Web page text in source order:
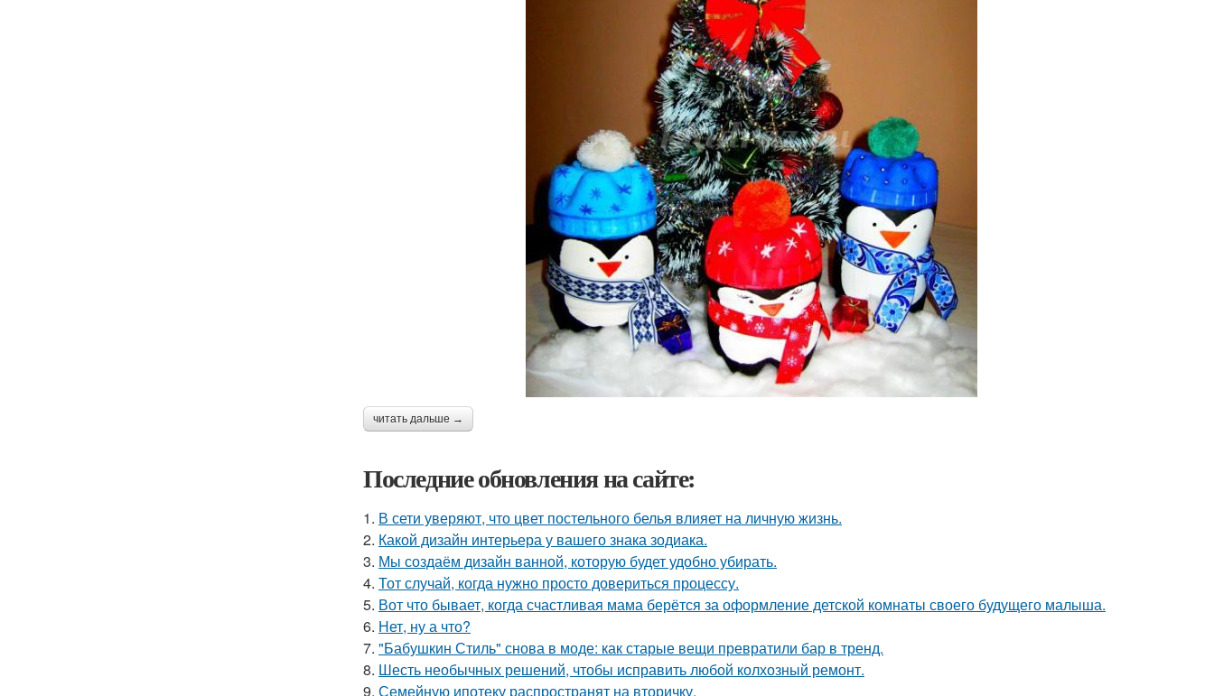
читать дальше →
Последние обновления на сайте:
1. В сети уверяют, что цвет постельного белья влияет на личную жизнь.
2. Какой дизайн интерьера у вашего знака зодиака.
3. Мы создаём дизайн ванной, которую будет удобно убирать.
4. Тот случай, когда нужно просто довериться процессу.
5. Вот что бывает, когда счастливая мама берётся за оформление детской комнаты своего будущего малыша.
6. Нет, ну а что?
7. "Бабушкин Стиль" снова в моде: как старые вещи превратили бар в тренд.
8. Шесть необычных решений, чтобы исправить любой колхозный ремонт.
9. Семейную ипотеку распространят на вторичку.